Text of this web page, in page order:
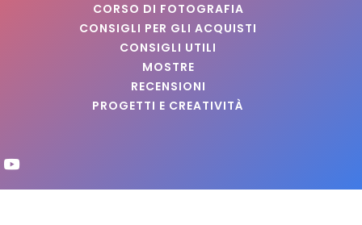
CORSO DI FOTOGRAFIA
CONSIGLI PER GLI ACQUISTI
CONSIGLI UTILI
MOSTRE
RECENSIONI
PROGETTI E CREATIVITÀ